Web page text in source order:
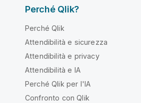
Perché Qlik?
Perché Qlik
Attendibilità e sicurezza
Attendibilità e privacy
Attendibilità e IA
Perché Qlik per l'IA
Confronto con Qlik